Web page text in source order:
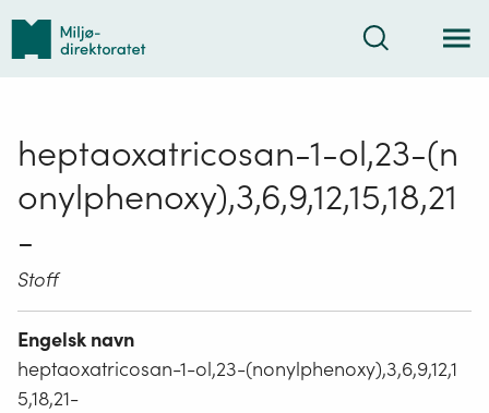
Tilbake
forsiden
Søk
heptaoxatricosan-1-ol,23-(n
onylphenoxy),3,6,9,12,15,18,21
-
Stoff
Engelsk navn
heptaoxatricosan-1-ol,23-(nonylphenoxy),3,6,9,12,1
5,18,21-